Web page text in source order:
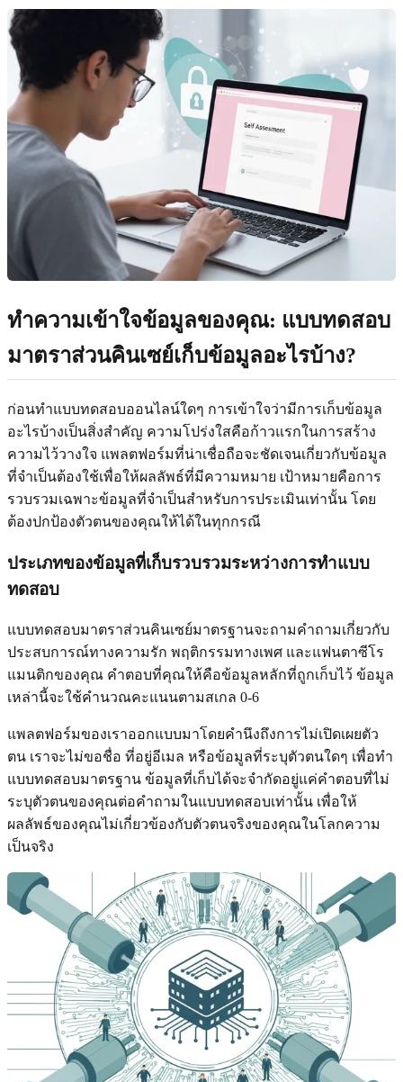
ทำความเข้าใจข้อมูลของคุณ: แบบทดสอบ
มาตราส่วนคินเซย์เก็บข้อมูลอะไรบ้าง?
ก่อนทำแบบทดสอบออนไลน์ใดๆ การเข้าใจว่ามีการเก็บข้อมูล
อะไรบ้างเป็นสิ่งสำคัญ ความโปร่งใสคือก้าวแรกในการสร้าง
ความไว้วางใจ แพลตฟอร์มที่น่าเชื่อถือจะชัดเจนเกี่ยวกับข้อมูล
ที่จำเป็นต้องใช้เพื่อให้ผลลัพธ์ที่มีความหมาย เป้าหมายคือการ
รวบรวมเฉพาะข้อมูลที่จำเป็นสำหรับการประเมินเท่านั้น โดย
ต้องปกป้องตัวตนของคุณให้ได้ในทุกกรณี
ประเภทของข้อมูลที่เก็บรวบรวมระหว่างการทำแบบ
ทดสอบ
แบบทดสอบมาตราส่วนคินเซย์มาตรฐานจะถามคำถามเกี่ยวกับ
ประสบการณ์ทางความรัก พฤติกรรมทางเพศ และแฟนตาซีโร
แมนติกของคุณ คำตอบที่คุณให้คือข้อมูลหลักที่ถูกเก็บไว้ ข้อมูล
เหล่านี้จะใช้คำนวณคะแนนตามสเกล 0-6
แพลตฟอร์มของเราออกแบบมาโดยคำนึงถึงการไม่เปิดเผยตัว
ตน เราจะไม่ขอชื่อ ที่อยู่อีเมล หรือข้อมูลที่ระบุตัวตนใดๆ เพื่อทำ
แบบทดสอบมาตรฐาน ข้อมูลที่เก็บได้จะจำกัดอยู่แค่คำตอบที่ไม่
ระบุตัวตนของคุณต่อคำถามในแบบทดสอบเท่านั้น เพื่อให้
ผลลัพธ์ของคุณไม่เกี่ยวข้องกับตัวตนจริงของคุณในโลกความ
เป็นจริง